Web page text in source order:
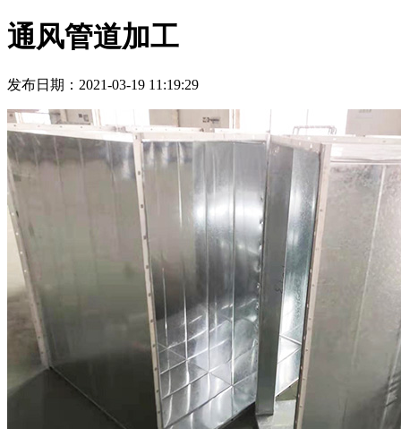
通风管道加工
发布日期：2021-03-19 11:19:29